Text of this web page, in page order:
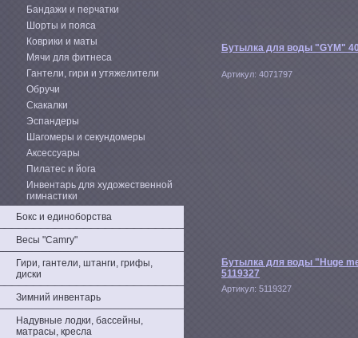
Бутылка для воды "GYM"
Артикул: 4071797
Бутылка для воды "Huge
5119327
Артикул: 5119327
Бандажи и перчатки
Шорты и пояса
Коврики и маты
Мячи для фитнеса
Гантели, гири и утяжелители
Обручи
Скакалки
Эспандеры
Шагомеры и секундомеры
Аксессуары
Пилатес и йога
Инвентарь для художественной
гимнастики
Бокс и единоборства
Весы "Camry"
Гири, гантели, штанги, грифы,
диски
Зимний инвентарь
Надувные лодки, бассейны,
матрасы, кресла